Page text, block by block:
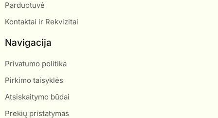
Parduotuvė
Kontaktai ir Rekvizitai
Navigacija
Privatumo politika
Pirkimo taisyklės
Atsiskaitymo būdai
Prekių pristatymas